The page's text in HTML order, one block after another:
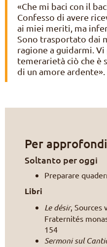
«Che mi baci con il
Confesso di avere
ai miei meriti, ma
Sono trasportato dai
ragione a guidarmi.
temerarietà ciò che è
di un amore ardente».
Per
Soltanto per oggi
Preparare
Libri
Le désir, Sources
Fraternités
154
Sermoni sul